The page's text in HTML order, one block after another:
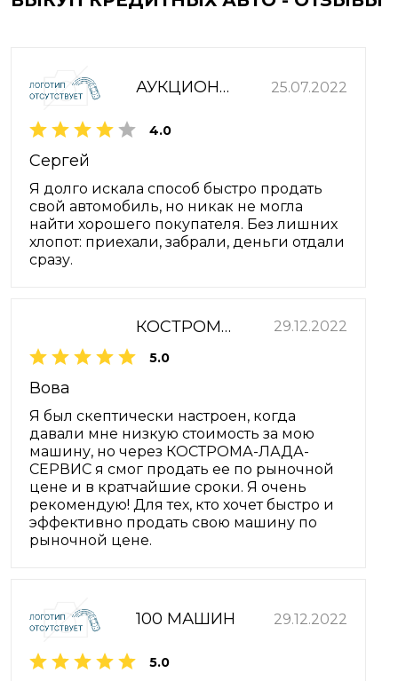
АУКЦИОННЫЙ ДОМ ЗОЛОТОЕ КРЫЛО 25.07.2022
4.0
Сергей
Я долго искала способ быстро продать
свой автомобиль, но никак не могла
найти хорошего покупателя. Без лишних
хлопот: приехали, забрали, деньги отдали
сразу.
КОСТРОМА-ЛАДА-СЕРВИС 29.12.2022
5.0
Вова
Я был скептически настроен, когда
давали мне низкую стоимость за мою
машину, но через КОСТРОМА-ЛАДА-
СЕРВИС я смог продать ее по рыночной
цене и в кратчайшие сроки. Я очень
рекомендую! Для тех, кто хочет быстро и
эффективно продать свою машину по
рыночной цене.
100 МАШИН 29.12.2022
5.0